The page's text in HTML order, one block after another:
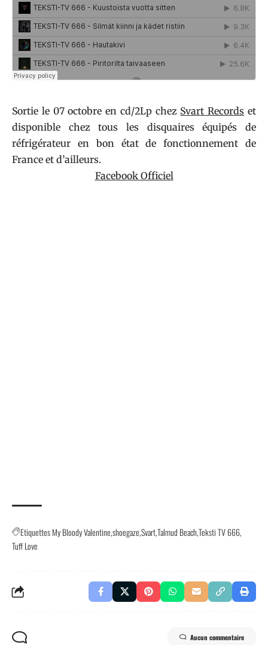
Sortie le 07 octobre en cd/2Lp chez Svart Records et
disponible chez tous les disquaires équipés de
réfrigérateur en bon état de fonctionnement de
France et d’ailleurs.
Facebook Officiel
EtiquettesMy Bloody ValentineshoegazeSvartTalmud BeachTeksti TV 666
Tuff Love
Aucun commentaire